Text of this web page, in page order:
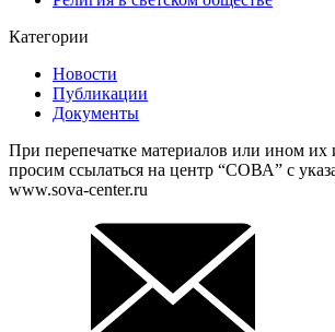
Категории
Новости
Публикации
Документы
При перепечатке материалов или ином их
просим ссылаться на центр “СОВА” с
www.sova-center.ru